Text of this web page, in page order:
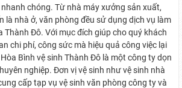
chóng. Từ nhà máy xưởng sản xuất,
là nhà ở, văn phòng đều sử dụng dịch vụ làm
Thành Đô. Với mục đích giúp cho quý khách
chi phí, công sức mà hiệu quả công việc lại
Bình vệ sinh Thành Đô là một công ty dọn
nghiệp. Đơn vị vệ sinh như vệ sinh nhà
cấp tạp vụ vệ sinh văn phòng công ty và